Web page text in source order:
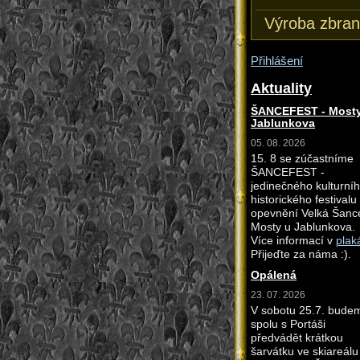
Výroba
Přihlášení
Aktuality
ŠANCEFEST -
Jablunkova
05. 08. 2026
15. 8 se zúčastníme
ŠANCEFEST -
jedinečného
historického festivalu
opevnění Velká
Mosty u Jablunkova.
Více informací v
Přijeďte za náma :).
Opálená
23. 07. 2026
V sobotu 25.7.
spolu s Portáši
předvádět krátkou
šarvátku ve skiareálu